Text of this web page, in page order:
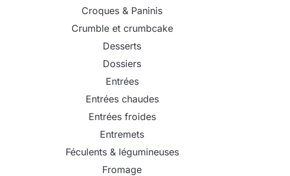
Croques & Paninis
Crumble et crumbcake
Desserts
Dossiers
Entrées
Entrées chaudes
Entrées froides
Entremets
Féculents & légumineuses
Fromage